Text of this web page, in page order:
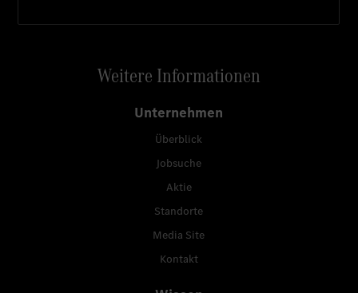
Weitere Informationen
Unternehmen
Überblick
Jobsuche
Aktie
Standorte
Media Site
Kontakt